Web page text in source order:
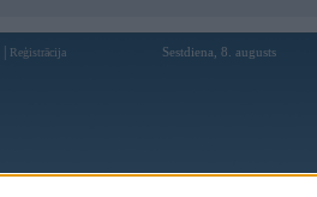
Reģistrācija Sestdiena, 8. augusts